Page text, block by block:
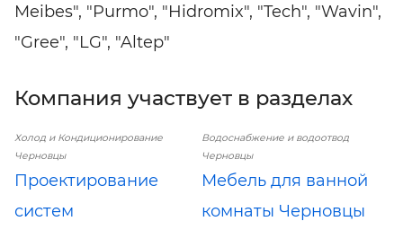
Meibes", "Purmo", "Hidromix", "Tech", "Wavin",
"Gree", "LG", "Altep"
Компания участвует в разделах
Холод и Кондиционирование
Черновцы
Проектирование
систем
Водоснабжение и водоотвод
Черновцы
Мебель для ванной
комнаты Черновцы